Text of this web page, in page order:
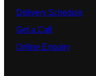
Delivery Schedule
Get a Call
Online Enquiry